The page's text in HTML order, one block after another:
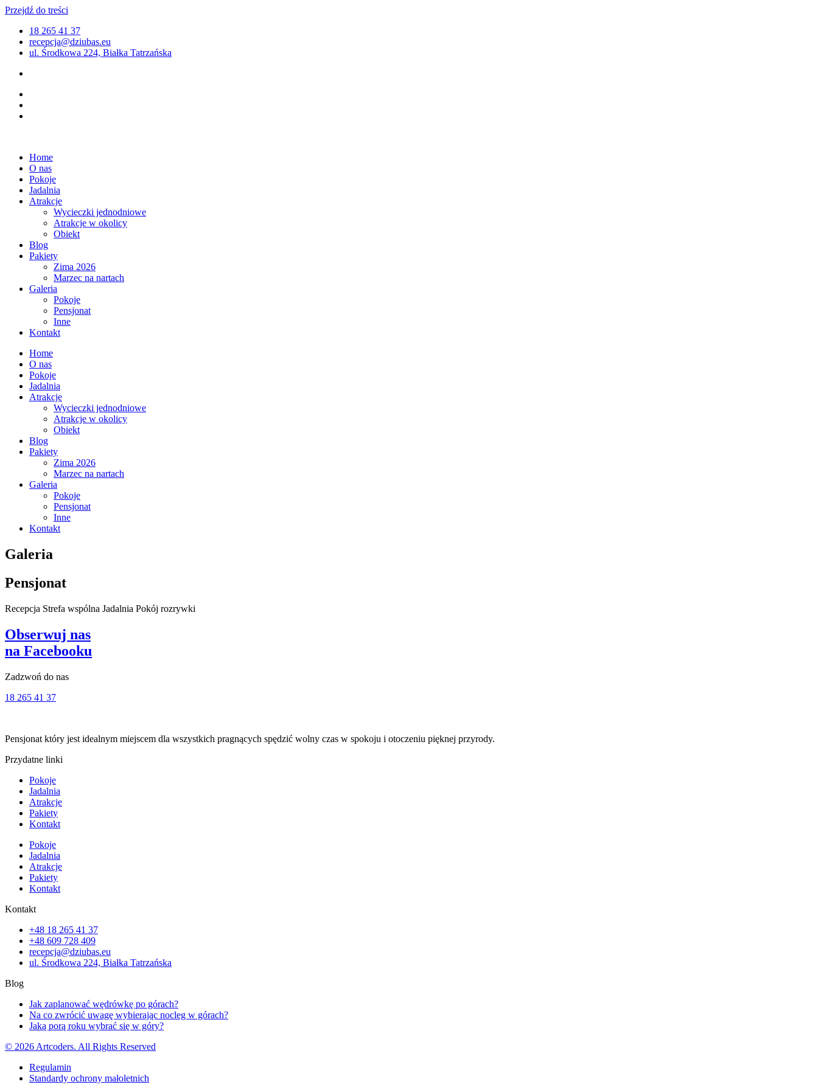
Przejdź do treści
18 265 41 37
recepcja@dziubas.eu
ul. Środkowa 224, Białka Tatrzańska
Home
O nas
Pokoje
Jadalnia
Atrakcje
Wycieczki jednodniowe
Atrakcje w okolicy
Obiekt
Blog
Pakiety
Zima 2026
Marzec na nartach
Galeria
Pokoje
Pensjonat
Inne
Kontakt
Home
O nas
Pokoje
Jadalnia
Atrakcje
Wycieczki jednodniowe
Atrakcje w okolicy
Obiekt
Blog
Pakiety
Zima 2026
Marzec na nartach
Galeria
Pokoje
Pensjonat
Inne
Kontakt
Galeria
Pensjonat
Recepcja Strefa wspólna Jadalnia Pokój rozrywki
Obserwuj nas
na Facebooku
Zadzwoń do nas
18 265 41 37
Pensjonat który jest idealnym miejscem dla wszystkich pragnących spędzić wolny czas w spokoju i otoczeniu pięknej przyrody.
Przydatne linki
Pokoje
Jadalnia
Atrakcje
Pakiety
Kontakt
Pokoje
Jadalnia
Atrakcje
Pakiety
Kontakt
Kontakt
+48 18 265 41 37
+48 609 728 409
recepcja@dziubas.eu
ul. Środkowa 224, Białka Tatrzańska
Blog
Jak zaplanować wędrówkę po górach?
Na co zwrócić uwagę wybierając nocleg w górach?
Jaką porą roku wybrać się w góry?
© 2026 Artcoders. All Rights Reserved
Regulamin
Standardy ochrony małoletnich